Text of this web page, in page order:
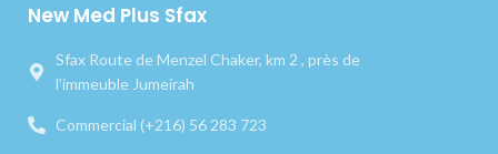
New Med Plus Sfax
Sfax Route de Menzel Chaker, km 2 , près de
l’immeuble Jumeirah
Commercial (+216) 56 283 723